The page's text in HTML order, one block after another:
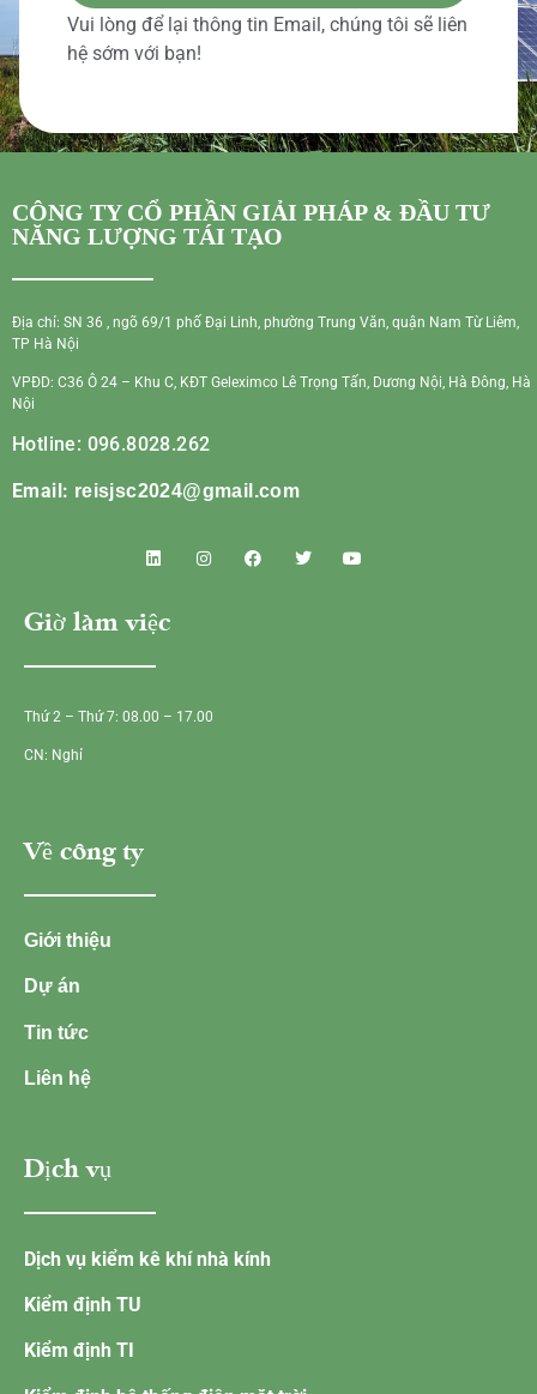
Vui lòng để lại thông tin Email, chúng tôi sẽ liên
hệ sớm với bạn!
CÔNG TY CỔ PHẦN GIẢI PHÁP & ĐẦU TƯ
NĂNG LƯỢNG TÁI TẠO
Địa chỉ: SN 36 , ngõ 69/1 phố Đại Linh, phường Trung Văn, quận Nam Từ Liêm,
TP Hà Nội
VPĐD: C36 Ô 24 – Khu C, KĐT Geleximco Lê Trọng Tấn, Dương Nội, Hà Đông, Hà
Nội
Hotline: 096.8028.262
Email: reisjsc2024@gmail.com
Giờ làm việc
Thứ 2 – Thứ 7: 08.00 – 17.00
CN: Nghỉ
Về công ty
Giới thiệu
Dự án
Tin tức
Liên hệ
Dịch vụ
Dịch vụ kiểm kê khí nhà kính
Kiểm định TU
Kiểm định TI